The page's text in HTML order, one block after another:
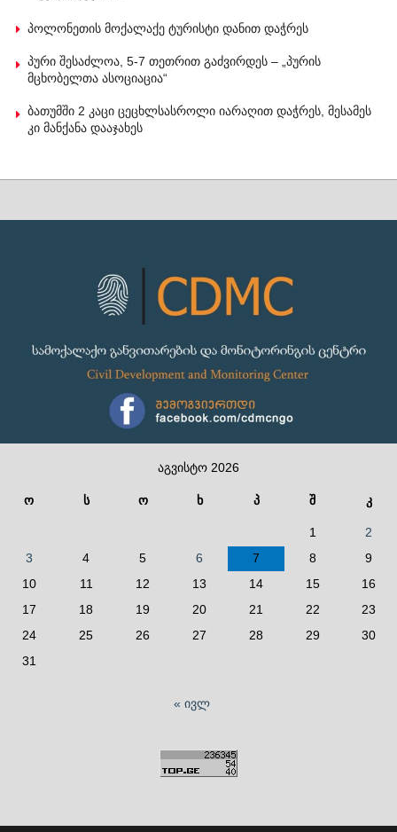
პოლონეთის მოქალაქე ტურისტი დანით დაჭრეს
პური შესაძლოა, 5-7 თეთრით გაძვირდეს – „პურის
მცხობელთა ასოციაცია“
ბათუმში 2 კაცი ცეცხლსასროლი იარაღით დაჭრეს, მესამეს
კი მანქანა დააჯახეს
აგვისტო 2026
ო ს ო ხ პ შ კ
1
2
3
4 5 6 7 8
9
10
11 12 13 14 15
16
17
18 19 20 21 22
23
24
25 26 27 28 29
30
31
« ივლ